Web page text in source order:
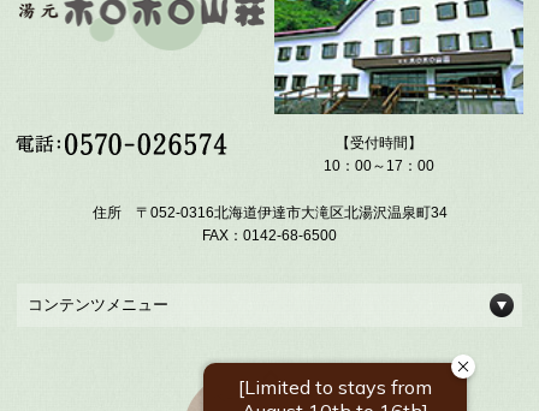
【受付時間】
10：00～17：00
住所 〒052-0316北海道伊達市大滝区北湯沢温泉町34
FAX：0142-68-6500
コンテンツメニュー